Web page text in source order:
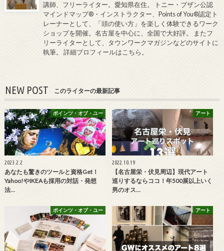
講師、フリーライター。愛知県在住。 トニー・ブザン公認
マインドマップ®・インストラクター、Points of You®認定ト
レーナーとして、「頭の使い方」を楽しく体験できるワーク
ショップを開催。名古屋を中心に、全国で大好評。 またフ
リーライターとして、タウンワークマガジンなどのサイトに
執筆。詳細プロフィールはこちら 。
NEW POST このライターの最新記事
ポインツ・オブ・ユー
2023.2.2
あなたも驚きのツールと資格Get！
Yahoo!やIKEAも採用の対話・発想
法…
アート
2022.10.19
【名古屋栄・伏見周辺】現代アート
巡りするならココ！年500展以上いく
男のオス…
ポインツ・オブ・ユー アート